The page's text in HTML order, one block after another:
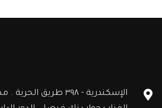
الإسكندرية - ٣٩٨